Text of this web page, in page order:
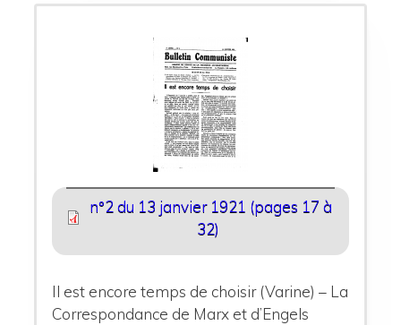
n°2 du 13 janvier 1921 (pages 17 à
32)
Il est encore temps de choisir (Varine) – La
Correspondance de Marx et d’Engels